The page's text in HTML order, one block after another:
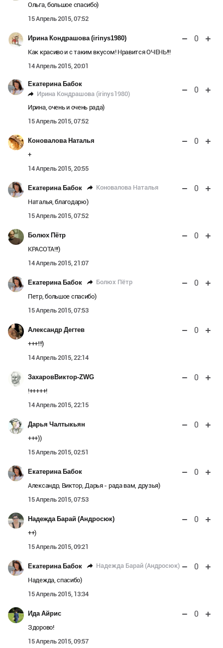
Ольга, большое спасибо)
15 Апрель 2015, 07:52
Ирина Кондрашова (irinys1980) 0
Как красиво и с таким вкусом! Нравится ОЧЕНЬ!!!
14 Апрель 2015, 20:01
Екатерина Бабок
Ирина Кондрашова (irinys1980)
0
Ирина, очень и очень рада)
15 Апрель 2015, 07:52
Коновалова Наталья 0
+
14 Апрель 2015, 20:55
Екатерина Бабок Коновалова Наталья 0
Наталья, благодарю)
15 Апрель 2015, 07:52
Болюх Пётр 0
КРАСОТА!!!)
14 Апрель 2015, 21:07
Екатерина Бабок Болюх Пётр 0
Петр, большое спасибо)
15 Апрель 2015, 07:53
Александр Дегтев 0
+++!!!)
14 Апрель 2015, 22:14
ЗахаровВиктор-ZWG 0
!+++++!
14 Апрель 2015, 22:15
Дарья Чалтыкьян 0
+++))
15 Апрель 2015, 02:51
Екатерина Бабок 0
Александр, Виктор, Дарья - рада вам, друзья)
15 Апрель 2015, 07:53
Надежда Барай (Андросюк) 0
++)
15 Апрель 2015, 09:21
Екатерина Бабок Надежда Барай (Андросюк) 0
Надежда, спасибо)
15 Апрель 2015, 13:34
Ида Айрис 0
Здорово!
15 Апрель 2015, 09:57